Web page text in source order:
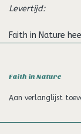
Levertijd:
Faith in Nature
antibacteriële,
Aloë vera bevat
drogen.
Faith in Nature
Aan verlanglijst